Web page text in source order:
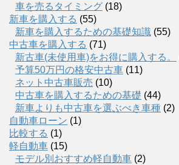
車を売るタイミング (18)
新車を購入する (55)
新車を購入するための基礎知識 (55)
中古車を購入する (71)
新古車(未使用車)をお得に購入する。
予算50万円の格安中古車 (11)
ネット中古車販売 (10)
中古車を購入するための基礎 (44)
新車よりも中古車を選ぶべき車種 (2)
自動車ローン (1)
比較する (1)
軽自動車 (15)
モデル別おすすめ軽自動車 (2)